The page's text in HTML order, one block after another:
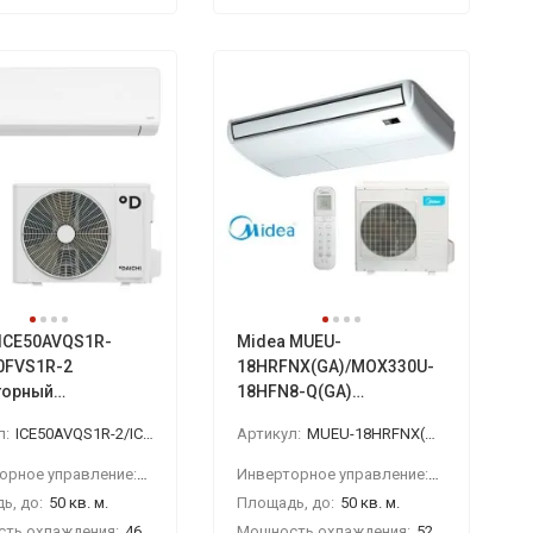
2
ICE50AVQS1R-2/ICE50FVS1R-2
до: 50 кв. м.
Midea MUEU-
18HRFNX(GA)/MOX330U-
18HFN8-Q(GA)
потолочный
Артикул: MUEU-18HRFNX(GA)/MOX330U-18HFN8-Q(GA)
Площадь, до: 50 кв. м.